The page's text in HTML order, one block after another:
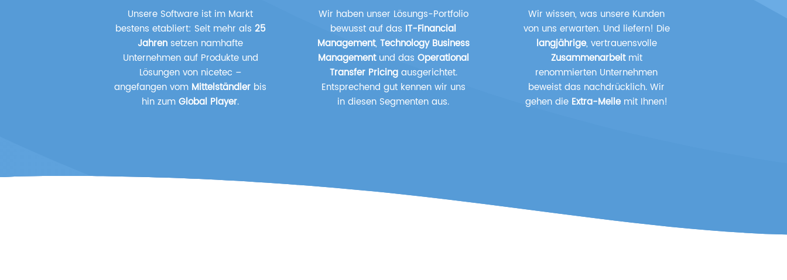
Unsere Software ist im Markt
bestens etabliert: Seit mehr als 25
Jahren setzen namhafte
Unternehmen auf Produkte und
Lösungen von nicetec –
angefangen vom Mittelständler bis
hin zumGlobal Player.
Wir haben unser Lösungs-Portfolio
bewusst auf das IT-Financial
Management, Technology Business
Managementund das Operational
Transfer Pricingausgerichtet.
Entsprechend gut kennen wir uns
in diesen Segmenten aus.
Wir wissen, was unsere Kunden
von uns erwarten. Und liefern! Die
langjährige, vertrauensvolle
Zusammenarbeitmit
renommierten Unternehmen
beweist das nachdrücklich. Wir
gehen die Extra-Meilemit Ihnen!